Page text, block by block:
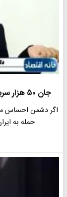
جان ۵۰ هزار سرباز آمریکایی در خطر باشد آمریکا حمله نمی‌کند
حمله به